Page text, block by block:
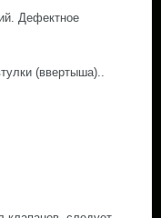
Дефектное
(ввертыша)..